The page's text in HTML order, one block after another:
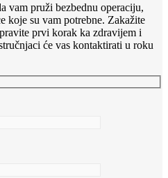
vam pruži bezbednu operaciju,
koje su vam potrebne. Zakažite
prvi korak ka zdravijem i
će vas kontaktirati u roku